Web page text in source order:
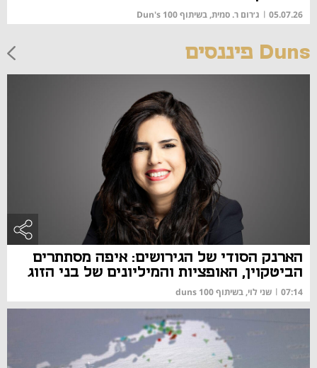
05.07.26
| ג׳רום ר. סמית, בשיתוף Dun's 100
Duns פיננסים
הארנק הסודי של הגירושים: איפה מסתתרים
הביטקוין, האופציות והמיליונים של בני הזוג
07:14
| שני לוי, בשיתוף duns 100